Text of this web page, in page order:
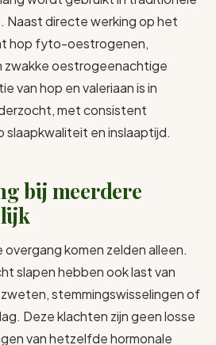
Naast directe werking op het
hop fyto-oestrogenen,
oestrogeenachtige
van hop en valeriaan is in
met consistent
en inslaaptijd.
bij meerdere
overgang komen zelden alleen.
slapen hebben ook last van
stemmingswisselingen of
Deze klachten zijn geen losse
van hetzelfde hormonale